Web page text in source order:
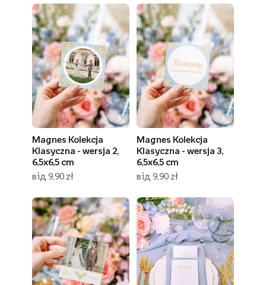
Magnes Kolekcja
Klasyczna - wersja 2,
6,5x6,5 cm
від 9,90 zł
Magnes Kolekcja
Klasyczna - wersja 3,
6,5x6,5 cm
від 9,90 zł